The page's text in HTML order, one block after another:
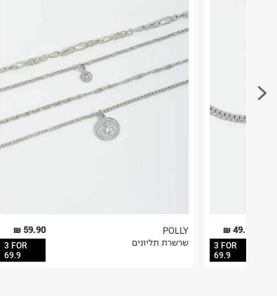
פריטים שבירים יש להחזיר עם שליח דרך
בהתאם לתנאי השימוש.
חשוב לשים לב:
3. מוצרי טיפוח ניתן להחזיר סגורים
ח.פ. 515722536
59.90 ₪
3 FOR
69.9
POLLY
שרשרת תליונים
49.90 ₪
3 FOR
69.9